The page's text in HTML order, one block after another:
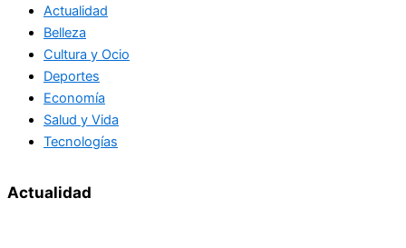
Actualidad
Belleza
Cultura y Ocio
Deportes
Economía
Salud y Vida
Tecnologías
Actualidad